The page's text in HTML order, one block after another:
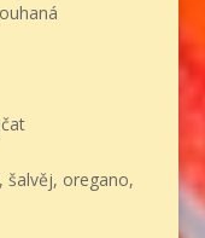
šalvěj, oregano,